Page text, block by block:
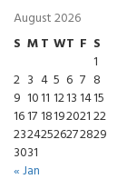
August 2026
S MT WT F S
1
2 3 4 5 6 7 8
9 1011 12131415
16171819202122
23242526272829
3031
« Jan